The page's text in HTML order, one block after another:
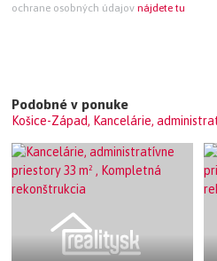
ochrane osobných údajov nájdete tu
Podobné v ponuke
Košice-Západ, Kancelárie,